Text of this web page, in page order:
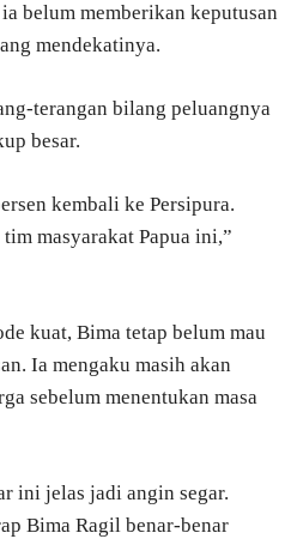
belum memberikan keputusan
mendekatinya.
terangan bilang peluangnya
besar.
kembali ke Persipura.
masyarakat Papua ini,”
kuat, Bima tetap belum mau
Ia mengaku masih akan
sebelum menentukan masa
ini jelas jadi angin segar.
Bima Ragil benar-benar